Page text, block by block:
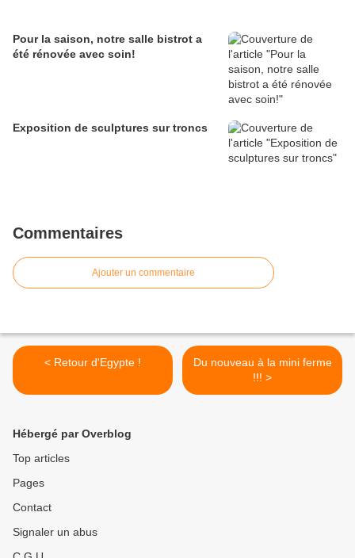
Pour la saison, notre salle bistrot a
été rénovée avec soin!
Exposition de sculptures sur troncs
Commentaires
Ajouter un commentaire
< Retour d'Egypte !
Du nouveau à la mini ferme
!!! >
Hébergé par Overblog
Top articles
Pages
Contact
Signaler un abus